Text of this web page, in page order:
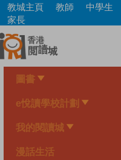
Skip
main
content
教城主頁 教師 中學生
家長
圖書
e悅讀學校計劃
我的閱讀城
漫話生活